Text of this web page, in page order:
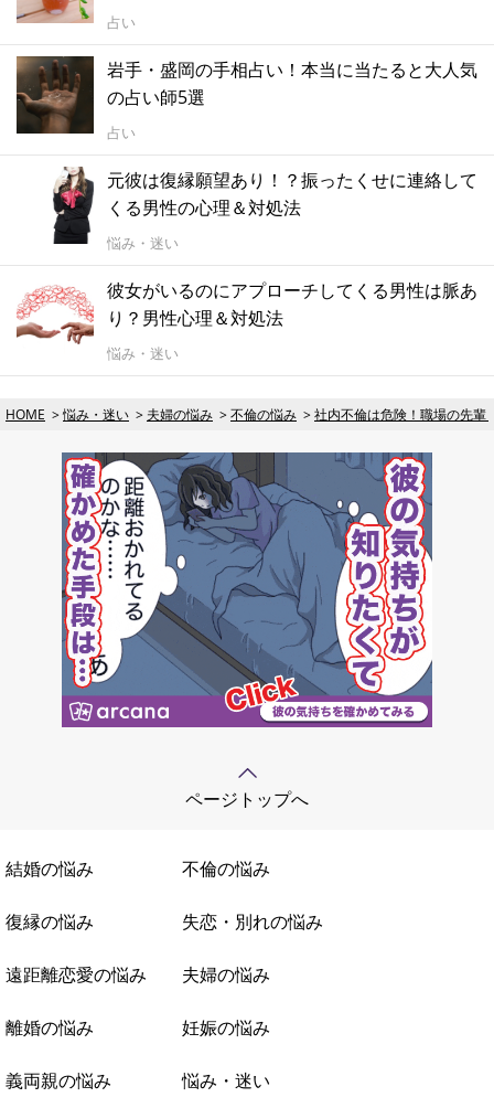
占い
岩手・盛岡の手相占い！本当に当たると大人気
の占い師5選
占い
元彼は復縁願望あり！？振ったくせに連絡して
くる男性の心理＆対処法
悩み・迷い
彼女がいるのにアプローチしてくる男性は脈あ
り？男性心理＆対処法
悩み・迷い
HOME 悩み・迷い 夫婦の悩み 不倫の悩み 社内不倫は危険！職場の先輩
ページトップへ
結婚の悩み 不倫の悩み
復縁の悩み 失恋・別れの悩み
遠距離恋愛の悩み 夫婦の悩み
離婚の悩み 妊娠の悩み
義両親の悩み 悩み・迷い